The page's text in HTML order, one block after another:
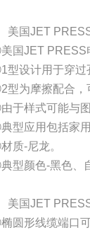
美国JET
国JET PRESS
型设计用于穿过
型为摩擦配合，
于样式可能与
型应用包括家
质-尼龙。
型颜色-黑色、
美国JET
圆形线缆端口